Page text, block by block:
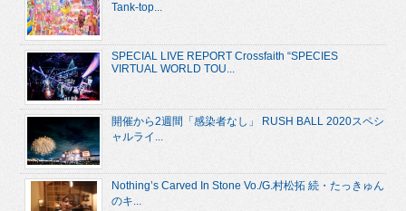
Tank-top...
SPECIAL LIVE REPORT Crossfaith “SPECIES
VIRTUAL WORLD TOU...
開催から2週間「感染者なし」 RUSH BALL 2020スペシ
ャルライ...
Nothing’s Carved In Stone Vo./G.村松拓 続・たっきゅん
のキ...